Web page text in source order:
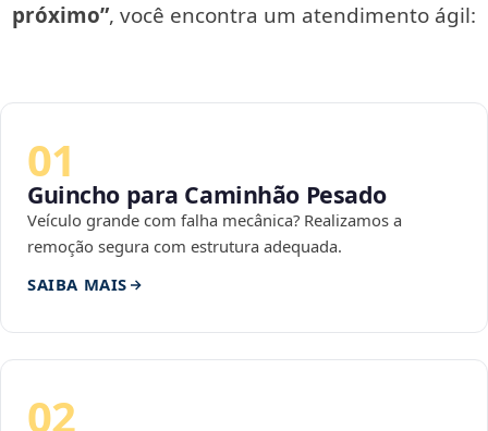
próximo”, você encontra um atendimento ágil:
01
Guincho para Caminhão Pesado
Veículo grande com falha mecânica? Realizamos a
remoção segura com estrutura adequada.
SAIBA MAIS
02